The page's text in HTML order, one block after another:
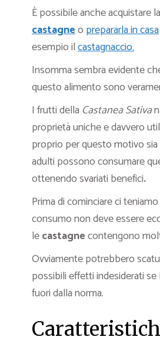
È possibile anche acquistare la
castagneo prepararla in casa
esempio ilcastagnaccio.
Insomma sembra evidente
questo alimento sono
I frutti della Castanea Sativa
proprietà uniche e davvero
proprio per questo motivo
adulti possono consumare
ottenendo svariati benefici.
Prima di cominciare ci
consumo non deve essere
lecastagnecontengono
Ovviamente potrebbero
possibili effetti indesiderati se
fuori dalla norma.